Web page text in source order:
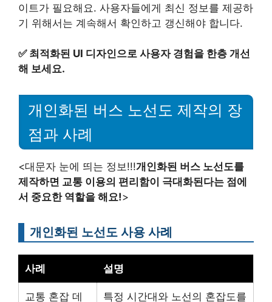
이트가 필요해요. 사용자들에게 최신 정보를 제공하
기 위해서는 계속해서 확인하고 갱신해야 합니다.
✅ 최적화된 UI 디자인으로 사용자 경험을 한층 개선
해 보세요.
개인화된 버스 노선도 제작의 장
점과 사례
<대문자 눈에 띄는 정보!!!개인화된 버스 노선도를
제작하면 교통 이용의 편리함이 극대화된다는 점에
서 중요한 역할을 해요!>
개인화된 노선도 사용 사례
사례 설명
교통 혼잡 데
특정 시간대와 노선의 혼잡도를